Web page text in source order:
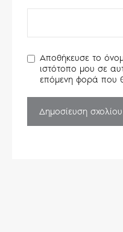
Αποθήκευσε το
ιστότοπο μου σε
επόμενη φορά που